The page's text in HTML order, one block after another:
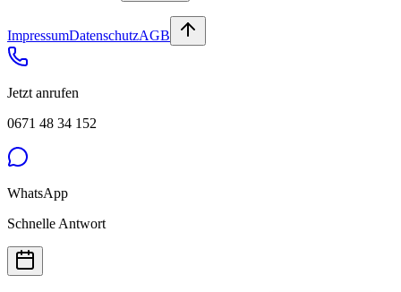
ImpressumDatenschutzAGB
Jetzt anrufen
0671 48 34 152
WhatsApp
Schnelle Antwort